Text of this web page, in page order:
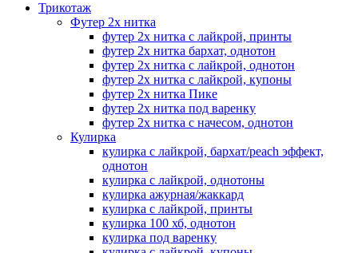
Трикотаж
Футер 2х нитка
футер 2х нитка с лайкрой, принты
футер 2х нитка бархат, однотон
футер 2х нитка с лайкрой, однотон
футер 2х нитка с лайкрой, купоны
футер 2х нитка Пике
футер 2х нитка под варенку
футер 2х нитка с начесом, однотон
Кулирка
кулирка с лайкрой, бархат/peach эффект,
однотон
кулирка с лайкрой, однотоны
кулирка ажурная/жаккард
кулирка с лайкрой, принты
кулирка 100 хб, однотон
кулирка под варенку